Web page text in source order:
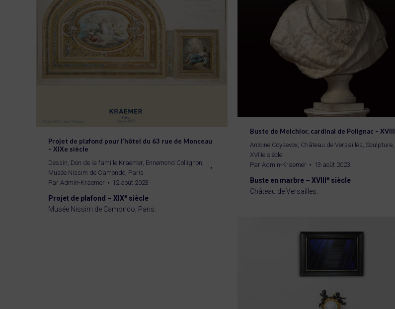
Buste de Melchior, cardinal de Polignac – XVIII
Antoine Coysevox, Château de Versailles, Sculpture,
XVIIIe siècle
Par Admin-Kraemer 13 août 2023
Buste en marbre – XVIII e siècle
Château de Versailles.
Projet de plafond pour l’hôtel du 63 rue de Monceau
– XIXe siècle
Dessin, Don de la famille Kraemer, Ennemond Collignon,
Musée Nissim de Camondo, Paris
Par Admin-Kraemer 12 août 2023
Projet de plafond – XIXe siècle
Musée Nissim de Camondo, Paris.